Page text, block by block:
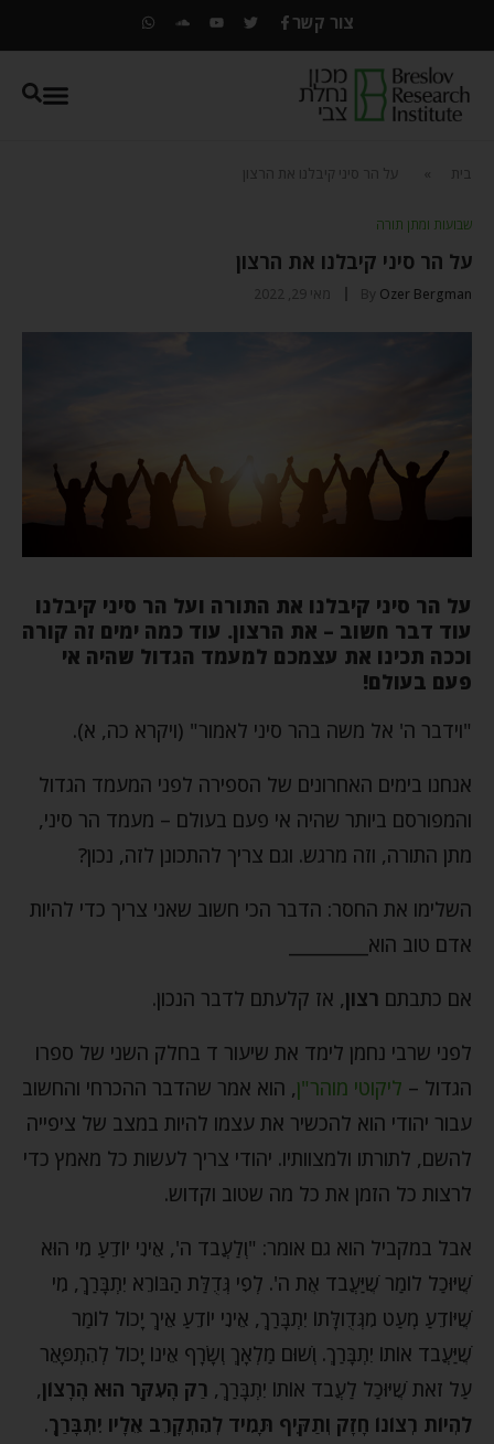
צור קשר
בית על הר סיני קיבלנו את הרצון
שבועות ומתן תורה
על הר סיני קיבלנו את הרצון
By Ozer Bergman מאי 29, 2022
על הר סיני קיבלנו את התורה ועל הר סיני קיבלנו
עוד דבר חשוב – את הרצון. עוד כמה ימים זה קורה
וככה תכינו את עצמכם למעמד הגדול שהיה אי
פעם בעולם!
"וידבר ה' אל משה בהר סיני לאמור" (ויקרא כה, א).
אנחנו בימים האחרונים של הספירה לפני המעמד הגדול
והמפורסם ביותר שהיה אי פעם בעולם – מעמד הר סיני,
מתן התורה, וזה מרגש. וגם צריך להתכונן לזה, נכון?
השלימו את החסר: הדבר הכי חשוב שאני צריך כדי להיות
אדם טוב הוא_________
אם כתבתם רצון, אז קלעתם לדבר הנכון.
לפני שרבי נחמן לימד את שיעור ד בחלק השני של ספרו
הגדול – ליקוטי מוהר"ן, הוא אמר שהדבר ההכרחי והחשוב
עבור יהודי הוא להכשיר את עצמו להיות במצב של ציפייה
להשם, לתורתו ולמצוותיו. יהודי צריך לעשות כל מאמץ כדי
לרצות כל הזמן את כל מה שטוב וקדוש.
אבל במקביל הוא גם אומר: "וְלַעֲבֹד ה', אֵינִי יוֹדֵעַ מִי הוּא
שֶׁיּוּכַל לוֹמַר שֶׁיַּעֲבֹד אֶת ה'. לְפִי גְּדֻלַּת הַבּוֹרֵא יִתְבָּרַךְ, מִי
שֶׁיּוֹדֵעַ מְעַט מִגְּדֻולָּתוֹ יִתְבָּרַךְ, אֵינִי יוֹדֵעַ אֵיךְ יָכוֹל לוֹמַר
שֶׁיַּעֲבֹד אוֹתוֹ יִתְבָּרַךְ. וְשׁוּם מַלְאָךְ וְשָׂרָף אֵינוֹ יָכוֹל לְהִתְפָּאֵר
עַל זֹאת שֶׁיּוּכַל לַעֲבֹד אוֹתוֹ יִתְבָּרַךְ, רַק הָעִקָּר הוּא הָרָצוֹן,
לִהְיוֹת רְצוֹנוֹ חָזָק וְתַקִּיף תָּמִיד לְהִתְקָרֵב אֵלָיו יִתְבָּרַךְ.